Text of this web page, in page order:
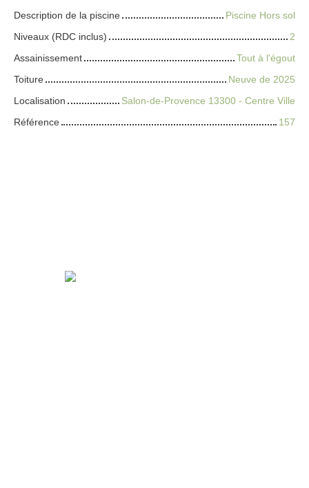
Description de la piscine
Piscine Hors sol
Niveaux (RDC inclus)
2
Assainissement
Tout à l'égout
Toiture
Neuve de 2025
Localisation
Salon-de-Provence 13300 - Centre Ville
Référence
157